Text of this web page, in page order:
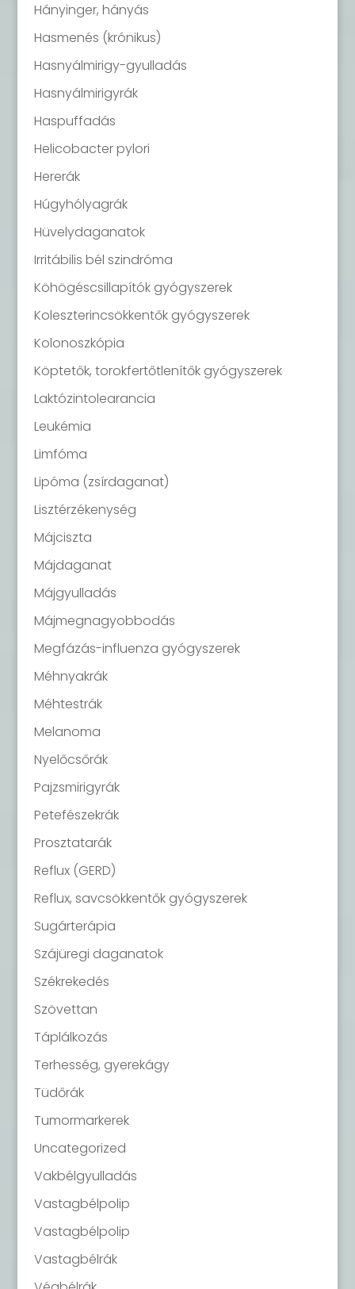
Hányinger, hányás
Hasmenés (krónikus)
Hasnyálmirigy-gyulladás
Hasnyálmirigyrák
Haspuffadás
Helicobacter pylori
Hererák
Húgyhólyagrák
Hüvelydaganatok
Irritábilis bél szindróma
Köhögéscsillapítók gyógyszerek
Koleszterincsökkentők gyógyszerek
Kolonoszkópia
Köptetők, torokfertőtlenítők gyógyszerek
Laktózintolearancia
Leukémia
Limfóma
Lipóma (zsírdaganat)
Lisztérzékenység
Májciszta
Májdaganat
Májgyulladás
Májmegnagyobbodás
Megfázás-influenza gyógyszerek
Méhnyakrák
Méhtestrák
Melanoma
Nyelőcsőrák
Pajzsmirigyrák
Petefészekrák
Prosztatarák
Reflux (GERD)
Reflux, savcsökkentők gyógyszerek
Sugárterápia
Szájüregi daganatok
Székrekedés
Szövettan
Táplálkozás
Terhesség, gyerekágy
Tüdőrák
Tumormarkerek
Uncategorized
Vakbélgyulladás
Vastagbélpolip
Vastagbélpolip
Vastagbélrák